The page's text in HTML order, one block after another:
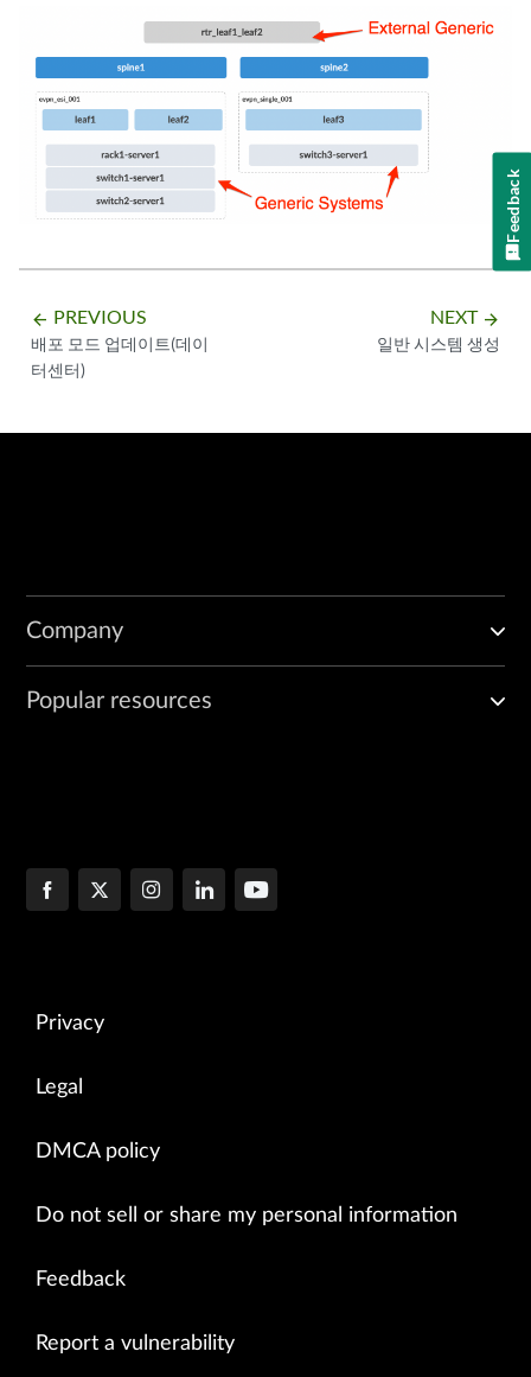
arrow_backward PREVIOUS
배포 모드 업데이트(데이
터센터)
NEXT arrow_forward
일반 시스템 생성
Company
Popular resources
Privacy
Legal
DMCA policy
Do not sell or share my personal information
Feedback
Report a vulnerability
Feedback